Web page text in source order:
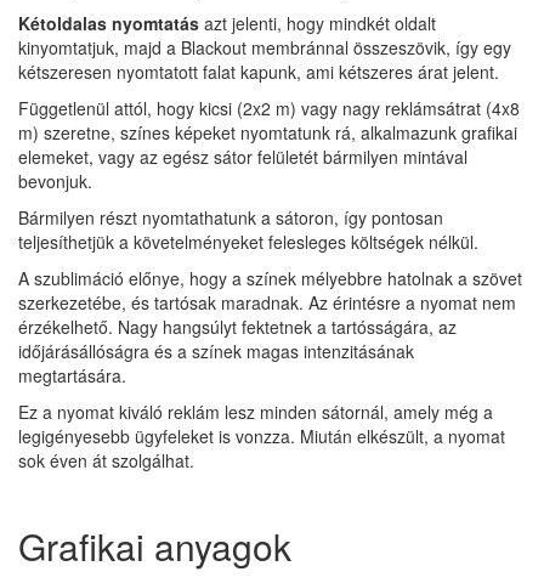
Kétoldalas nyomtatás azt jelenti, hogy mindkét oldalt
kinyomtatjuk, majd a Blackout membránnal összeszövik, így egy
kétszeresen nyomtatott falat kapunk, ami kétszeres árat jelent.
Függetlenül attól, hogy kicsi (2x2 m) vagy nagy reklámsátrat (4x8
m) szeretne, színes képeket nyomtatunk rá, alkalmazunk grafikai
elemeket, vagy az egész sátor felületét bármilyen mintával
bevonjuk.
Bármilyen részt nyomtathatunk a sátoron, így pontosan
teljesíthetjük a követelményeket felesleges költségek nélkül.
A szublimáció előnye, hogy a színek mélyebbre hatolnak a szövet
szerkezetébe, és tartósak maradnak. Az érintésre a nyomat nem
érzékelhető. Nagy hangsúlyt fektetnek a tartósságára, az
időjárásállóságra és a színek magas intenzitásának
megtartására.
Ez a nyomat kiváló reklám lesz minden sátornál, amely még a
legigényesebb ügyfeleket is vonzza. Miután elkészült, a nyomat
sok éven át szolgálhat.
Grafikai anyagok